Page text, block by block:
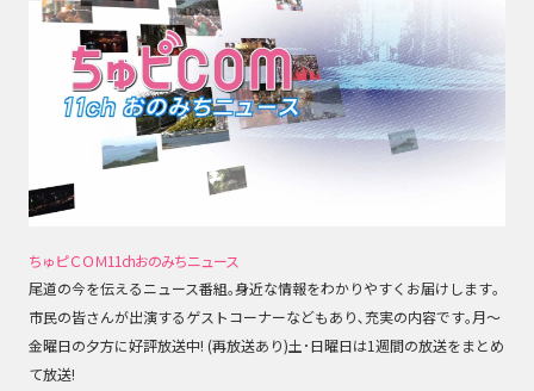
ちゅピＣＯＭ11chおのみちニュース
尾道の今を伝えるニュース番組｡身近な情報をわかりやすくお届けします｡
市民の皆さんが出演するゲストコーナーなどもあり､充実の内容です｡月～
金曜日の夕方に好評放送中! (再放送あり)土･日曜日は1週間の放送をまとめ
て放送!